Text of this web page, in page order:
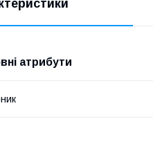
атрибути